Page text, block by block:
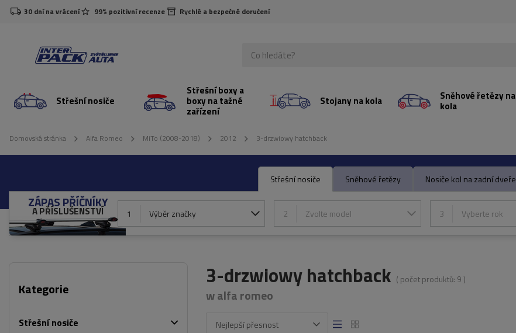
30 dní na vrácení 99% pozitivní recenze Rychlé a bezpečné doručení
Střešní nosiče
Střešní boxy a
boxy na tažné
zařízení
Stojany na kola Sněhové řetězy na
kola
Domovská stránka Alfa Romeo MiTo (2008-2018) 2012 3-drzwiowy hatchback
Střešní nosiče Sněhové řetězy Nosiče kol na zadní dveře
ZÁPAS PŘÍČNÍKY
A PŘÍSLUŠENSTVÍ 1 Výběr značky 2 Zvolte model 3 Vyberte rok
Kategorie
Střešní nosiče
3-drzwiowy hatchback ( počet produktů: 9 )
w alfa romeo
Nejlepší přesnost